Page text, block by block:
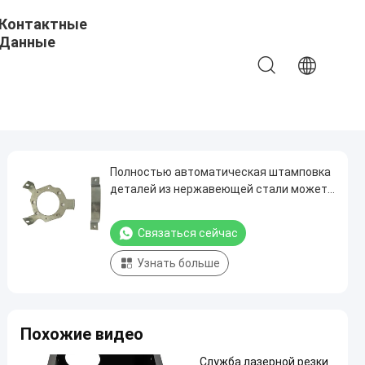
Контактные
Данные
Полностью автоматическая штамповка
деталей из нержавеющей стали может
Связаться сейчас
Узнать больше
Похожие видео
Служба лазерной резки